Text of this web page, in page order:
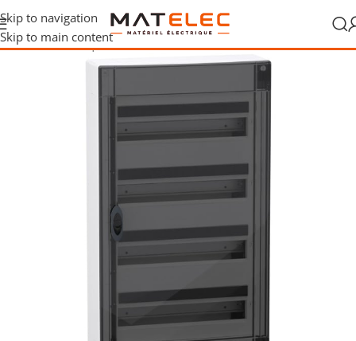
Skip to navigation
Skip to main content
électrique/Tableaux de distribution/Coffrets en saillie